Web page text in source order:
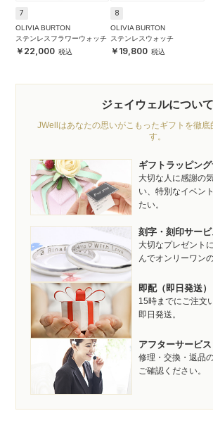
7
OLIVIA BURTON
ステンレスフラワーウォッチ
22,000
8
OLIVIA BURTON
ステンレスウォッチ
19,800
ジェイウェルについて
JWellはあなたの思いがこもったギフトを徹底
す。
ギフトラッピン
大切な人に感謝の
い、特別なイベン
たい。
刻字・刻印サービ
大切なプレゼント
んでオンリーワン
即配（即日発送）
15時までにご注文
即日発送。
アフターサービス
修理・交換・返品
ご確認ください。